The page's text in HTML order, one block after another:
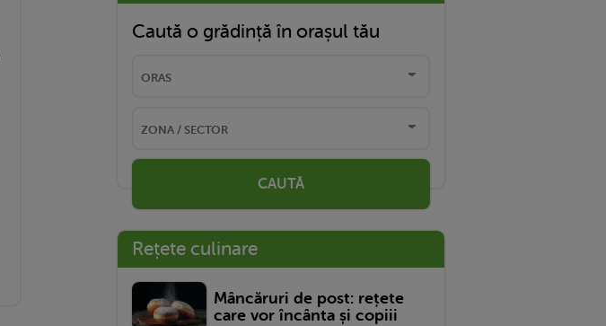
Caută o grădință în orașul tău
CAUTĂ
Rețete culinare
Mâncăruri de post: rețete
care vor încânta și copiii